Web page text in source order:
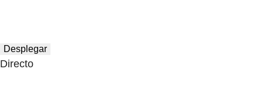
Desplegar
Directo